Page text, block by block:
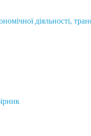
діяльності,